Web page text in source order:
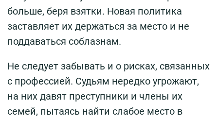
больше, беря взятки. Новая политика
заставляет их держаться за место и не
поддаваться соблазнам.
Не следует забывать и о рисках, связанных
с профессией. Судьям нередко угрожают,
на них давят преступники и члены их
семей, пытаясь найти слабое место в